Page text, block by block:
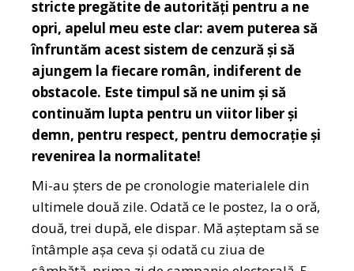
stricte pregătite de autorități pentru a ne
opri, apelul meu este clar: avem puterea să
înfruntăm acest sistem de cenzură și să
ajungem la fiecare român, indiferent de
obstacole. Este timpul să ne unim și să
continuăm lupta pentru un viitor liber și
demn, pentru respect, pentru democrație și
revenirea la normalitate!
Mi-au șters de pe cronologie materialele din
ultimele două zile. Odată ce le postez, la o oră,
două, trei după, ele dispar. Mă așteptam să se
întâmple așa ceva și odată cu ziua de